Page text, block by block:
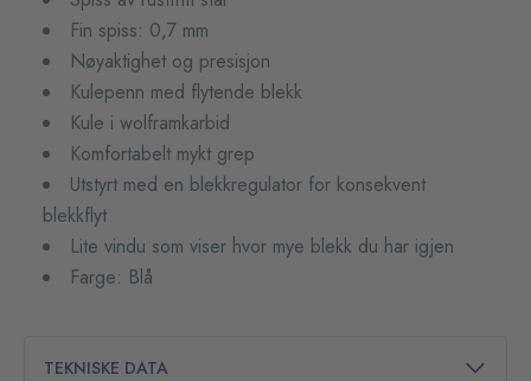
Fin spiss: 0,7 mm
Nøyaktighet og presisjon
Kulepenn med flytende blekk
Kule i wolframkarbid
Komfortabelt mykt grep
Utstyrt med en blekkregulator for konsekvent
blekkflyt
Lite vindu som viser hvor mye blekk du har igjen
Farge: Blå
TEKNISKE DATA